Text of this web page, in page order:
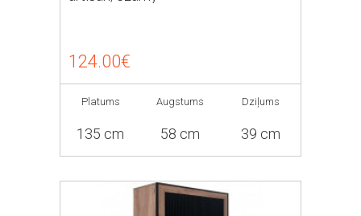
124.00€
Platums
135 cm
Augstums
58 cm
Dziļums
39 cm